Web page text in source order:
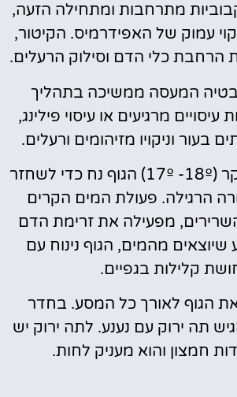
מתרחבות ומתחילה הזעה,
עמוק של האפידרמיס. הקיטור,
הרחבת כלי הדם וסילוק הרעלים.
המעסה ממשיכה בתהליך
מרגיעים או עיסוי פילינג,
בעור וניקויו מזיהומים ורעלים.
לבסוף, בחדר הקר (17º -18º) הגוף נח כדי לשחזר
הרגילה. פעולת המים הקרים
מפעילה את זרימת הדם
שיוצאים מהמים, הגוף נינוח עם
קלילות בגפיים.
את הגוף לאורך כל המסע. בחדר
תה ירוק עם נענע. לתה ירוק יש
חמצון והוא מעניק לחות.